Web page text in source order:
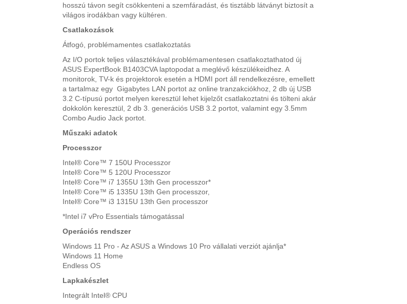
hosszú távon segít csökkenteni a szemfáradást, és tisztább látványt biztosít a
világos irodákban vagy kültéren.
Csatlakozások
Átfogó, problémamentes csatlakoztatás
Az I/O portok teljes választékával problémamentesen csatlakoztathatod új
ASUS ExpertBook B1403CVA laptopodat a meglévő készülékeidhez. A
monitorok, TV-k és projektorok esetén a HDMI port áll rendelkezésre, emellett
a tartalmaz egy Gigabytes LAN portot az online tranzakciókhoz, 2 db új USB
3.2 C-típusú portot melyen keresztül lehet kijelzőt csatlakoztatni és tölteni akár
dokkolón keresztül, 2 db 3. generációs USB 3.2 portot, valamint egy 3.5mm
Combo Audio Jack portot.
Műszaki adatok
Processzor
Intel® Core™ 7 150U Processzor
Intel® Core™ 5 120U Processzor
Intel® Core™ i7 1355U 13th Gen processzor*
Intel® Core™ i5 1335U 13th Gen processzor,
Intel® Core™ i3 1315U 13th Gen processzor
*Intel i7 vPro Essentials támogatással
Operációs rendszer
Windows 11 Pro - Az ASUS a Windows 10 Pro vállalati verziót ajánlja*
Windows 11 Home
Endless OS
Lapkakészlet
Integrált Intel® CPU